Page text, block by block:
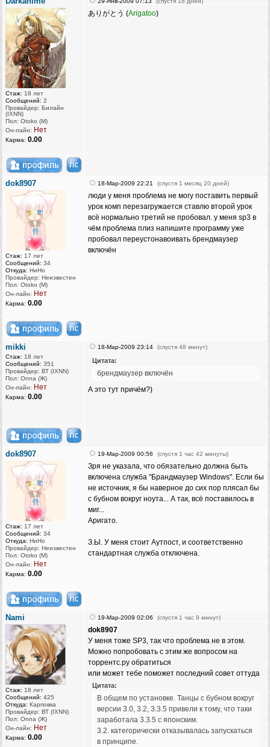
Стаж: 18 лет
Сообщений: 2
Провайдер: Билайн
(IXNN)
Пол: Otoko (M)
Он-лайн: Нет
Карма: 0.00
ありがとう (Arigatoo)
dok8907
Стаж: 17 лет
Сообщений: 34
Откуда: НиНо
Провайдер: Неизвестен
Пол: Otoko (M)
Он-лайн: Нет
Карма: 0.00
18-Мар-2009 22:21 (спустя 1 месяц 20 дней)
люди у меня проблема не могу поставить первый
урок комп перезагружается ставлю второй урок
всё нормально третий не пробовал. у меня sp3 в
чём проблема плиз напишите программу уже
пробовал переустонавоивать брендмаузер
включён
mikki
Стаж: 18 лет
Сообщений: 351
Провайдер: ВТ (IXNN)
Пол: Onna (Ж)
Он-лайн: Нет
Карма: 0.00
18-Мар-2009 23:14 (спустя 48 минут)
Цитата:
брендмаузер включён
А это тут причём?)
dok8907
Стаж: 17 лет
Сообщений: 34
Откуда: НиНо
Провайдер: Неизвестен
Пол: Otoko (M)
Он-лайн: Нет
Карма: 0.00
19-Мар-2009 00:56 (спустя 1 час 42 минуты)
Зря не указала, что обязательно должна быть
включена служба "Брандмаузер Windows". Если бы
не источник, я бы наверное до сих пор плясал бы
с бубном вокруг ноута... А так, всё поставилось в
миг...
Аригато.
З.Ы. У меня стоит Аутпост, и соответственно
стандартная служба отключена.
Nami
Стаж: 18 лет
Сообщений: 425
Откуда: Карповка
Провайдер: ВТ (IXNN)
Пол: Onna (Ж)
Он-лайн: Нет
Карма: 0.00
19-Мар-2009 02:06 (спустя 1 час 9 минут)
dok8907
У меня тоже SP3, так что проблема не в этом.
Можно попробовать с этим же вопросом на
торрентс.ру обратиться
или может тебе поможет последний совет оттуда
Цитата:
В общем по установке. Танцы с бубном вокруг
версии 3.0, 3.2, 3.3.5 привели к тому, что таки
заработала 3.3.5 с японским.
3.2. категорически отказывалась запускаться
в принципе.